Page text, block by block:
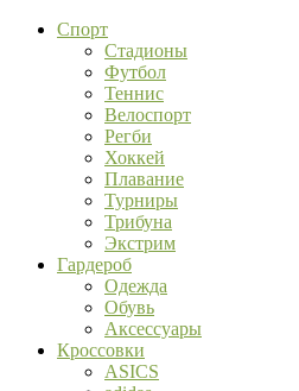
Спорт
Стадионы
Футбол
Теннис
Велоспорт
Регби
Хоккей
Плавание
Турниры
Трибуна
Экстрим
Гардероб
Одежда
Обувь
Аксессуары
Кроссовки
ASICS